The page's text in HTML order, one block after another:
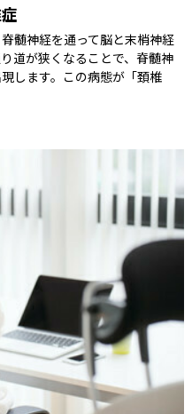
髄神経を通って脳と末梢神経
道が狭くなることで、脊髄神
します。この病態が「頚椎